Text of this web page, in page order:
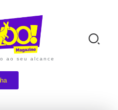
ao seu alcance